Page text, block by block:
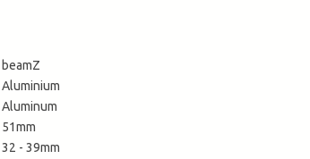
beamZ
Aluminium
Aluminum
51mm
32 - 39mm